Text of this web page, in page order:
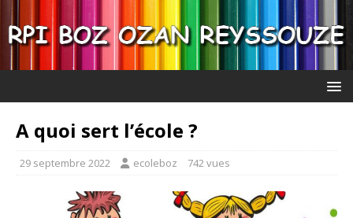
A quoi sert l’école ?
29 septembre 2022 ecoleboz 742 vues